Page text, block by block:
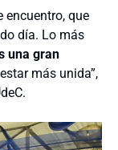
encuentro, que
día. Lo más
una gran
más unida”,